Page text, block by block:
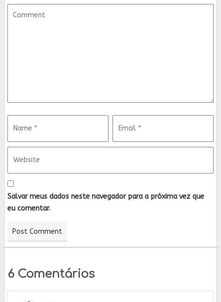
Salvar meus dados neste navegador para a próxima vez que
eu comentar.
6 Comentários